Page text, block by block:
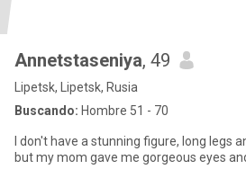
Annetstaseniya, 49
Lipetsk, Lipetsk, Rusia
Buscando: Hombre 51 - 70
I don't have a stunning figure, long legs
but my mom gave me gorgeous eyes